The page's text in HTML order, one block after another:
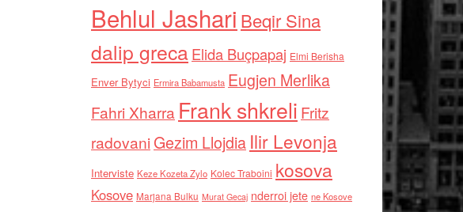
Behlul Jashari Beqir Sina
dalip grecaElida Buçpapaj Elmi Berisha
Enver Bytyci Ermira Babamusta Eugjen Merlika
Fahri Xharra Frank shkreli Fritz
radovaniGezim Llojdia Ilir Levonja
Interviste Keze Kozeta Zylo Kolec Traboini kosova
Kosove Marjana Bulku Murat Gecaj nderroi jete ne Kosove